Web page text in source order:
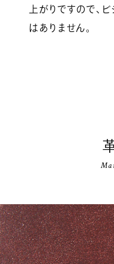
上がりですので、
はありません。